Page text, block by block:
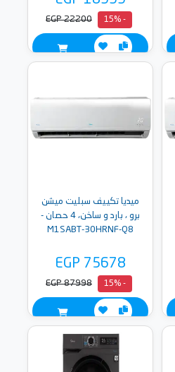
- 15%
EGP 22200
ميديا تكييف سبليت ميشن
برو ، بارد و ساخن، 4 حصان -
M1SABT-30HRNF-Q8
EGP 75678
- 15%
EGP 87998